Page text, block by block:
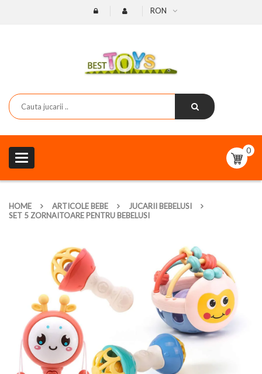
RON
Toggle
navigation
0
HOME ARTICOLE BEBE
JUCARII BEBELUSI
SET 5 ZORNAITOARE PENTRU BEBELUSI